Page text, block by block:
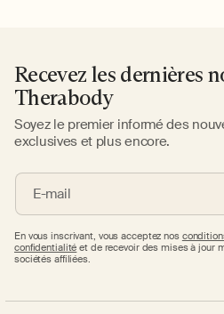
Recevez les dernières
Therabody
Soyez le premier informé des
exclusives et plus encore.
E-mail
En vous inscrivant, vous acceptez nos
confidentialité et de recevoir des mises à jour
sociétés affiliées.